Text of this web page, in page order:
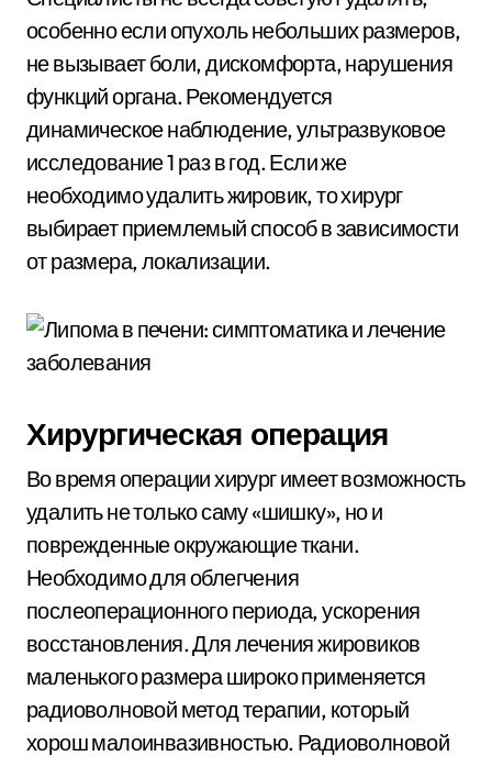
особенно если опухоль небольших размеров,
не вызывает боли, дискомфорта, нарушения
функций органа. Рекомендуется
динамическое наблюдение, ультразвуковое
исследование 1 раз в год. Если же
необходимо удалить жировик, то хирург
выбирает приемлемый способ в зависимости
от размера, локализации.
Хирургическая операция
Во время операции хирург имеет возможность
удалить не только саму «шишку», но и
поврежденные окружающие ткани.
Необходимо для облегчения
послеоперационного периода, ускорения
восстановления. Для лечения жировиков
маленького размера широко применяется
радиоволновой метод терапии, который
хорош малоинвазивностью. Радиоволновой